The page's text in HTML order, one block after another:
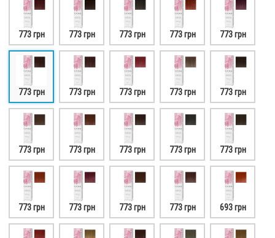
773 грн 773 грн 773 грн 773 грн 773 грн
773 грн 773 грн 773 грн 773 грн 773 грн
773 грн 773 грн 773 грн 773 грн 773 грн
773 грн 773 грн 773 грн 773 грн 693 грн